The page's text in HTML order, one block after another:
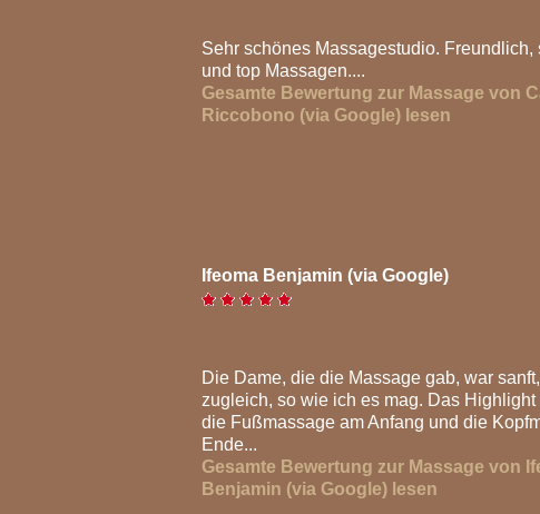
Sehr schönes Massagestudio. Freundlich,
und top Massagen....
Gesamte Bewertung zur Massage von
Riccobono (via Google) lesen
Ifeoma Benjamin (via Google)
Die Dame, die die Massage gab, war
zugleich, so wie ich es mag. Das Highlight
die Fußmassage am Anfang und die
Ende...
Gesamte Bewertung zur Massage von
Benjamin (via Google) lesen